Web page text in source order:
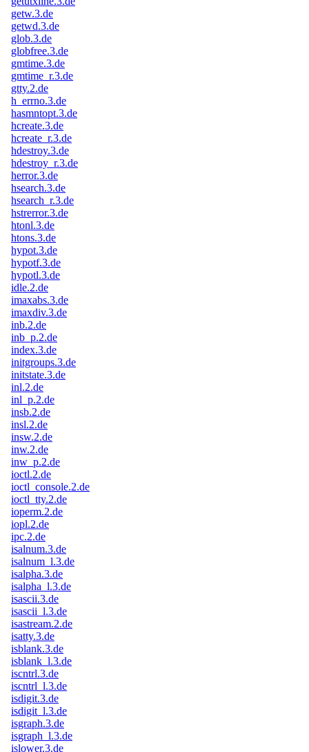
getw.3.de
getwd.3.de
glob.3.de
globfree.3.de
gmtime.3.de
gmtime_r.3.de
gtty.2.de
h_errno.3.de
hasmntopt.3.de
hcreate.3.de
hcreate_r.3.de
hdestroy.3.de
hdestroy_r.3.de
herror.3.de
hsearch.3.de
hsearch_r.3.de
hstrerror.3.de
htonl.3.de
htons.3.de
hypot.3.de
hypotf.3.de
hypotl.3.de
idle.2.de
imaxabs.3.de
imaxdiv.3.de
inb.2.de
inb_p.2.de
index.3.de
initgroups.3.de
initstate.3.de
inl.2.de
inl_p.2.de
insb.2.de
insl.2.de
insw.2.de
inw.2.de
inw_p.2.de
ioctl.2.de
ioctl_console.2.de
ioctl_tty.2.de
ioperm.2.de
iopl.2.de
ipc.2.de
isalnum.3.de
isalnum_l.3.de
isalpha.3.de
isalpha_l.3.de
isascii.3.de
isascii_l.3.de
isastream.2.de
isatty.3.de
isblank.3.de
isblank_l.3.de
iscntrl.3.de
iscntrl_l.3.de
isdigit.3.de
isdigit_l.3.de
isgraph.3.de
isgraph_l.3.de
islower.3.de